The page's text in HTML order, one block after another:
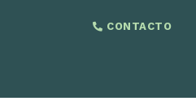
CONTACTO